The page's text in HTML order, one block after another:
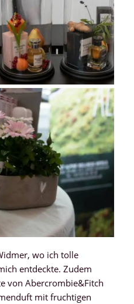
wo ich tolle
entdeckte. Zudem
von Abercrombie&Fitch
mit fruchtigen